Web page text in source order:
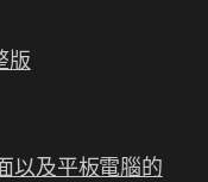
版
以及平板電腦的